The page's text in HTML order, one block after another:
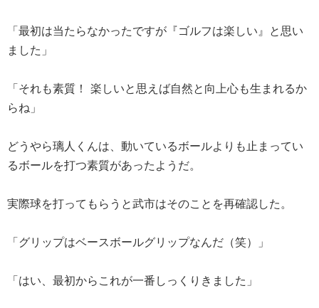
「最初は当たらなかったですが『ゴルフは楽しい』と思い
ました」
「それも素質！ 楽しいと思えば自然と向上心も生まれるか
らね」
どうやら璃人くんは、動いているボールよりも止まってい
るボールを打つ素質があったようだ。
実際球を打ってもらうと武市はそのことを再確認した。
「グリップはベースボールグリップなんだ（笑）」
「はい、最初からこれが一番しっくりきました」